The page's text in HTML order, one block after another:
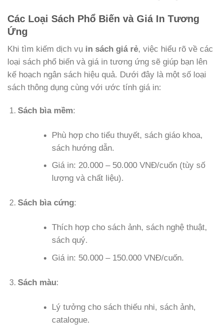
Các Loại Sách Phổ Biến và Giá In Tương
Ứng
Khi tìm kiếm dịch vụ in sách giá rẻ, việc hiểu rõ về các
loại sách phổ biến và giá in tương ứng sẽ giúp bạn lên
kế hoạch ngân sách hiệu quả. Dưới đây là một số loại
sách thông dụng cùng với ước tính giá in:
Sách bìa mềm:
Phù hợp cho tiểu thuyết, sách giáo khoa,
sách hướng dẫn.
Giá in: 20.000 – 50.000 VNĐ/cuốn (tùy số
lượng và chất liệu).
Sách bìa cứng:
Thích hợp cho sách ảnh, sách nghệ thuật,
sách quý.
Giá in: 50.000 – 150.000 VNĐ/cuốn.
Sách màu:
Lý tưởng cho sách thiếu nhi, sách ảnh,
catalogue.